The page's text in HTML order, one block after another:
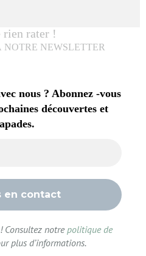
rien rater !
NEWSLETTER
nous ? Abonnez -vous
découvertes et
Consultez notrepolitique de
plus d’informations.